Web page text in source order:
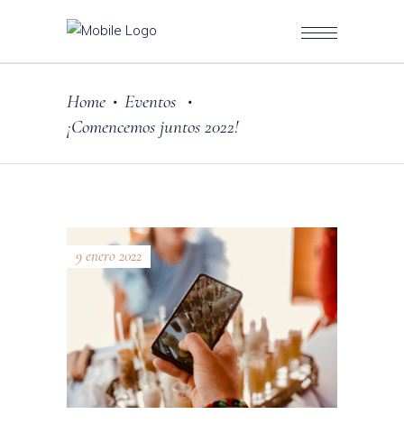
Home • Eventos •
¡Comencemos juntos 2022!
9 enero 2022